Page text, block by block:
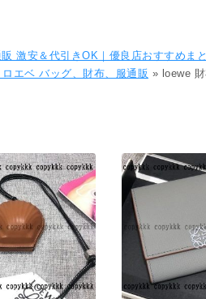
激安＆代引きOK｜優良店おすすめま
エベ バッグ、財布、服通販 » loewe